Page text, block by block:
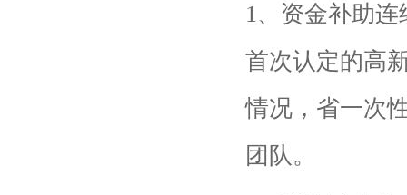
1、资金补助
首次认定的高
情况，省一次
团队。